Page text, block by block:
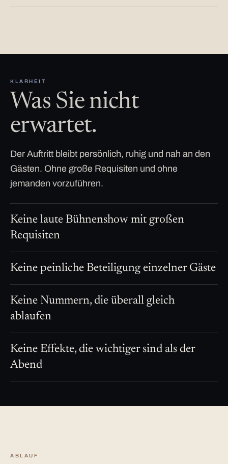
KLARHEIT
Was Sie nicht
erwartet.
Der Auftritt bleibt persönlich, ruhig und nah an den
Gästen. Ohne große Requisiten und ohne
jemanden vorzuführen.
Keine laute Bühnenshow mit großen
Requisiten
Keine peinliche Beteiligung einzelner Gäste
Keine Nummern, die überall gleich
ablaufen
Keine Effekte, die wichtiger sind als der
Abend
ABLAUF